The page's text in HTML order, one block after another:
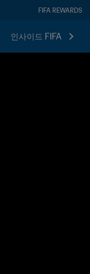
FIFA REWARDS
인사이드 FIFA